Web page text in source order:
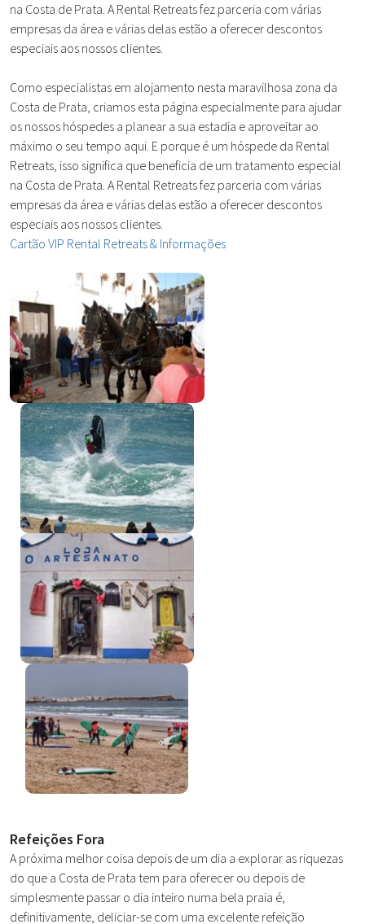
na Costa de Prata. A Rental Retreats fez parceria com várias
empresas da área e várias delas estão a oferecer descontos
especiais aos nossos clientes.
Como especialistas em alojamento nesta maravilhosa zona da
Costa de Prata, criamos esta página especialmente para ajudar
os nossos hóspedes a planear a sua estadia e aproveitar ao
máximo o seu tempo aqui. E porque é um hóspede da Rental
Retreats, isso significa que beneficia de um tratamento especial
na Costa de Prata. A Rental Retreats fez parceria com várias
empresas da área e várias delas estão a oferecer descontos
especiais aos nossos clientes.
Cartão VIP Rental Retreats & Informações
Refeições Fora
A próxima melhor coisa depois de um dia a explorar as riquezas
do que a Costa de Prata tem para oferecer ou depois de
simplesmente passar o dia inteiro numa bela praia é,
definitivamente, deliciar-se com uma excelente refeição